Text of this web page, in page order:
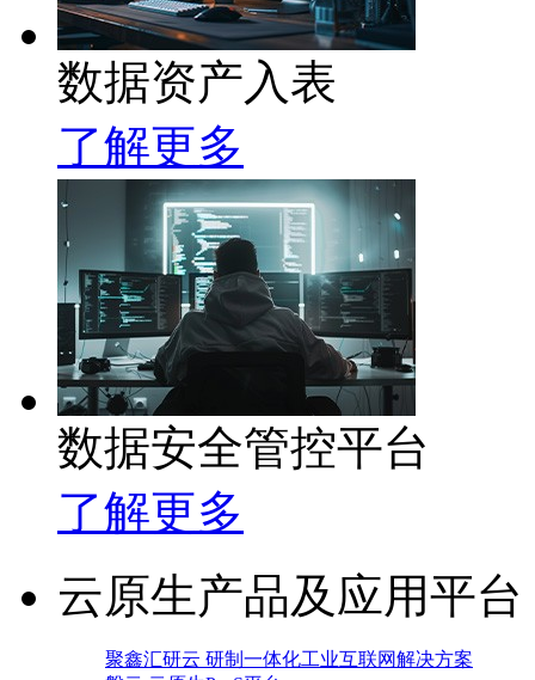
数据资产入表
了解更多
数据安全管控平台
了解更多
云原生产品及应用平台
聚鑫汇研云 研制一体化工业互联网解决方案